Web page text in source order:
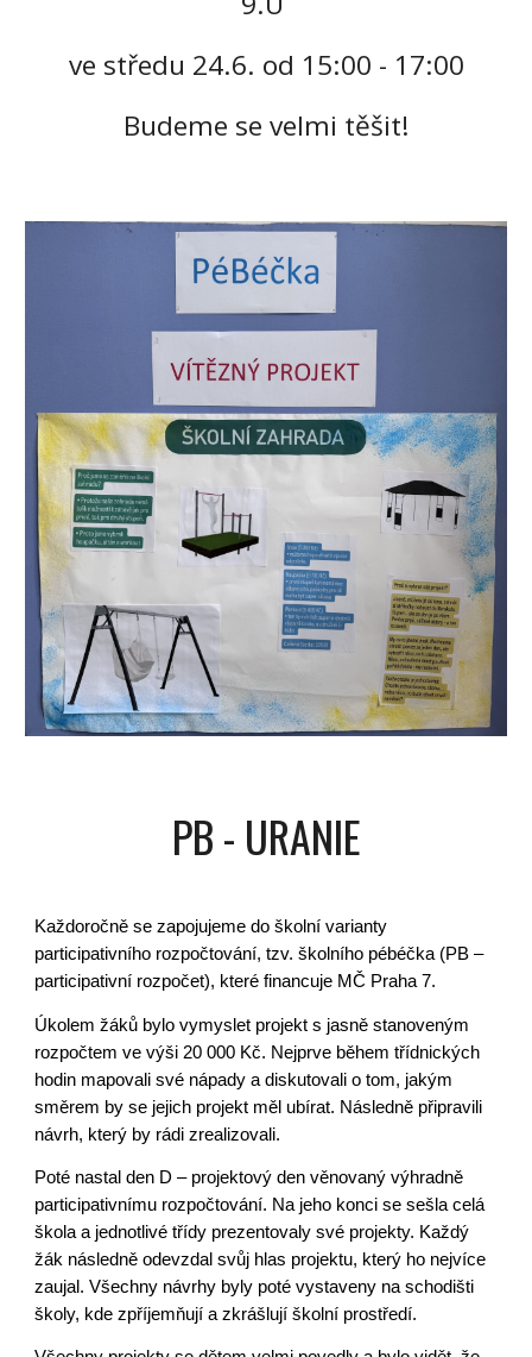
ve středu 24.6. od 15:00 - 17:00
Budeme se velmi těšit!
PB - URANIE
Každoročně se zapojujeme do školní varianty
participativního rozpočtování, tzv. školního pébéčka (PB –
participativní rozpočet), které financuje MČ Praha 7.
Úkolem žáků bylo vymyslet projekt s jasně stanoveným
rozpočtem ve výši 20 000 Kč. Nejprve během třídnických
hodin mapovali své nápady a diskutovali o tom, jakým
směrem by se jejich projekt měl ubírat. Následně připravili
návrh, který by rádi zrealizovali.
Poté nastal den D – projektový den věnovaný výhradně
participativnímu rozpočtování. Na jeho konci se sešla celá
škola a jednotlivé třídy prezentovaly své projekty. Každý
žák následně odevzdal svůj hlas projektu, který ho nejvíce
zaujal. Všechny návrhy byly poté vystaveny na schodišti
školy, kde zpříjemňují a zkrášlují školní prostředí.